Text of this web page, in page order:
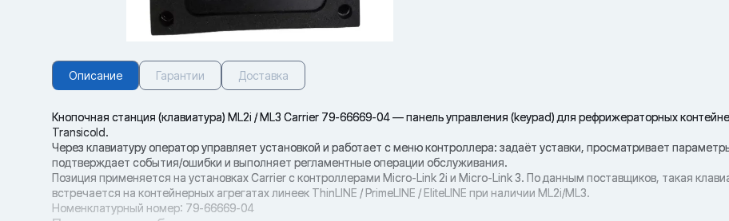
Описание Гарантии Доставка
Кнопочная станция (клавиатура) ML2i / ML3 Carrier 79-66669-04 — панель управления (keypad) для рефрижераторных
Transicold.
Через клавиатуру оператор управляет установкой и работает с меню контроллера: задаёт уставки, просматривает
подтверждает события/ошибки и выполняет регламентные операции обслуживания.
Позиция применяется на установках Carrier с контроллерами Micro-Link 2i и Micro-Link 3. По данным поставщиков, такая
встречается на контейнерных агрегатах линеек ThinLINE / PrimeLINE / EliteLINE при наличии ML2i/ML3.
Номенклатурный номер: 79-66669-04